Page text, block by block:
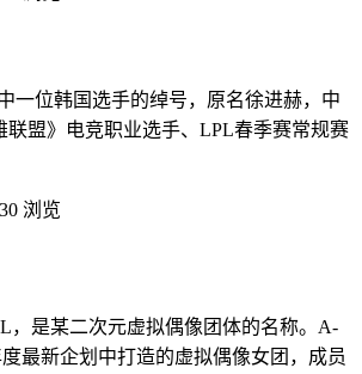
一位韩国选手的绰号，原名徐进赫，中
联盟》电竞职业选手、LPL春季赛常规赛
浏览
，是某二次元虚拟偶像团体的名称。A-
最新企划中打造的虚拟偶像女团，成员